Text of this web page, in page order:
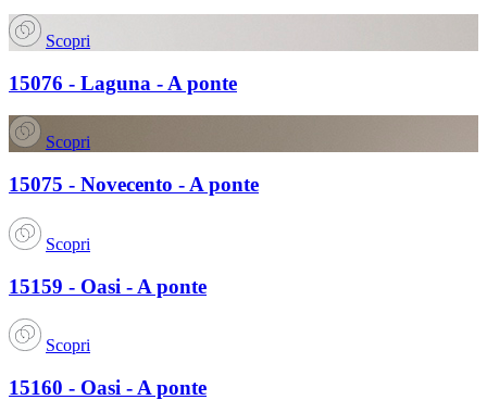
Scopri
15076 - Laguna - A ponte
Scopri
15075 - Novecento - A ponte
Scopri
15159 - Oasi - A ponte
Scopri
15160 - Oasi - A ponte